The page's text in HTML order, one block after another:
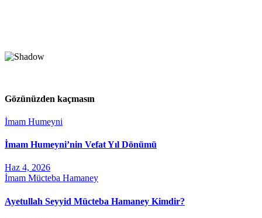
Gözünüzden kaçmasın
İmam Humeyni
İmam Humeyni’nin Vefat Yıl Dönümü
Haz 4, 2026
İmam Mücteba Hamaney
Ayetullah Seyyid Mücteba Hamaney Kimdir?